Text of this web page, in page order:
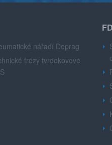
nářadí Deprag
frézy tvrdokovové